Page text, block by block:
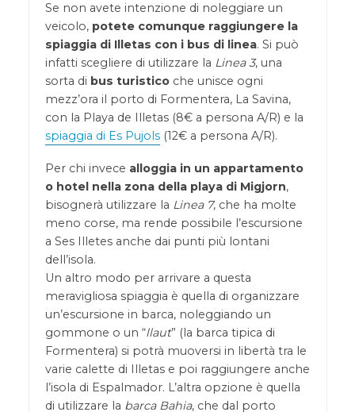
Se non avete intenzione di noleggiare un
veicolo, potete comunque raggiungere la
spiaggia di Illetas con i bus di linea. Si può
infatti scegliere di utilizzare la Linea 3, una
sorta di bus turisticoche unisce ogni
mezz’ora il porto di Formentera, La Savina,
con la Playa de Illetas (8€ a persona A/R) e la
spiaggia di Es Pujols(12€ a persona A/R).
Per chi invece alloggia in un appartamento
o hotel nella zona della playa di Migjorn,
bisognerà utilizzare la Linea 7, che ha molte
meno corse, ma rende possibile l’escursione
a Ses Illetes anche dai punti più lontani
dell’isola.
Un altro modo per arrivare a questa
meravigliosa spiaggia è quella di organizzare
un’escursione in barca, noleggiando un
gommone o un “llaut” (la barca tipica di
Formentera) si potrà muoversi in libertà tra le
varie calette di Illetas e poi raggiungere anche
l’isola di Espalmador. L’altra opzione è quella
di utilizzare la barca Bahia, che dal porto